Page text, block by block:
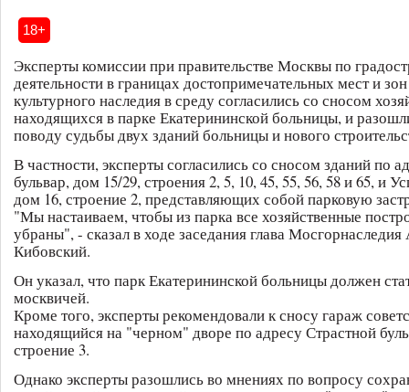
18+
Эксперты комиссии при правительстве Москвы по
деятельности в границах достопримечательных мест и
культурного наследия в среду согласились со сносом
находящихся в парке Екатерининской больницы, и
поводу судьбы двух зданий больницы и нового
В частности, эксперты согласились со сносом зданий по
бульвар, дом 15/29, строения 2, 5, 10, 45, 55, 56, 58 и 65, и
дом 16, строение 2, представляющих собой парковую
"Мы настаиваем, чтобы из парка все хозяйственные
убраны", - сказал в ходе заседания глава Мосгорнаследия
Кибовский.
Он указал, что парк Екатерининской больницы должен
москвичей.
Кроме того, эксперты рекомендовали к сносу гараж
находящийся на "черном" дворе по адресу Страстной
строение 3.
Однако эксперты разошлись во мнениях по вопросу